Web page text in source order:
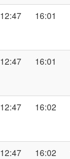
12:47 16:01
12:47 16:01
12:47 16:02
12:47 16:02